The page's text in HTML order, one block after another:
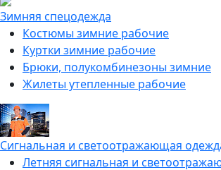
Зимняя спецодежда
Костюмы зимние рабочие
Куртки зимние рабочие
Брюки, полукомбинезоны зимние
Жилеты утепленные рабочие
Сигнальная и светоотражающая
Летняя сигнальная и